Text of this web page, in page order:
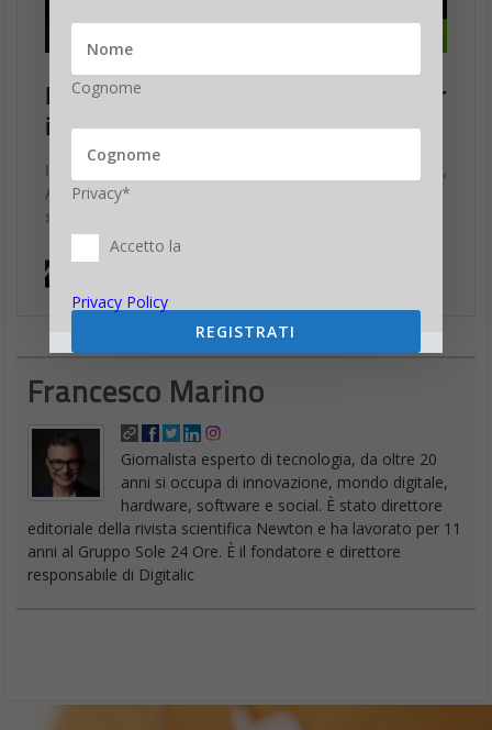
Francesco Marino
Giornalista esperto di tecnologia, da oltre 20
anni si occupa di innovazione, mondo digitale,
hardware, software e social. È stato direttore
editoriale della rivista scientifica Newton e ha lavorato per 11
anni al Gruppo Sole 24 Ore. È il fondatore e direttore
responsabile di Digitalic
Cognome
Privacy*
Accetto la
Privacy Policy
REGISTRATI